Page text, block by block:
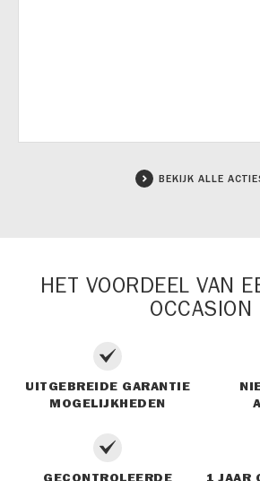
BEKIJK ALLE
HET VOORDEEL VAN
OCCASION
UITGEBREIDE GARANTIE
MOGELIJKHEDEN